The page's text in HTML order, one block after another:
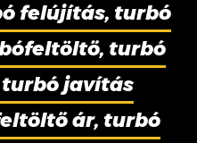
felújítás, turbó
turbó
javítás
ár, turbó